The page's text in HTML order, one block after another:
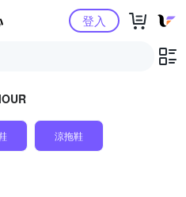
Yahoo購物中心登入
涼拖鞋